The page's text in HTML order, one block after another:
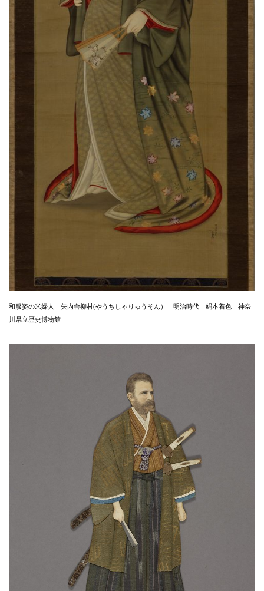
和服姿の米婦人 矢内舎柳村(やうちしゃりゅうそん） 明治時代 絹本着色 神奈
川県立歴史博物館